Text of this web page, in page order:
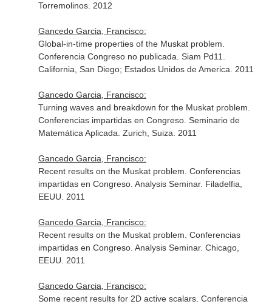
Torremolinos. 2012
Gancedo Garcia, Francisco:
Global-in-time properties of the Muskat problem.
Conferencia Congreso no publicada. Siam Pd11.
California, San Diego; Estados Unidos de America. 2011
Gancedo Garcia, Francisco:
Turning waves and breakdown for the Muskat problem.
Conferencias impartidas en Congreso. Seminario de
Matemática Aplicada. Zurich, Suiza. 2011
Gancedo Garcia, Francisco:
Recent results on the Muskat problem. Conferencias
impartidas en Congreso. Analysis Seminar. Filadelfia,
EEUU. 2011
Gancedo Garcia, Francisco:
Recent results on the Muskat problem. Conferencias
impartidas en Congreso. Analysis Seminar. Chicago,
EEUU. 2011
Gancedo Garcia, Francisco:
Some recent results for 2D active scalars. Conferencia